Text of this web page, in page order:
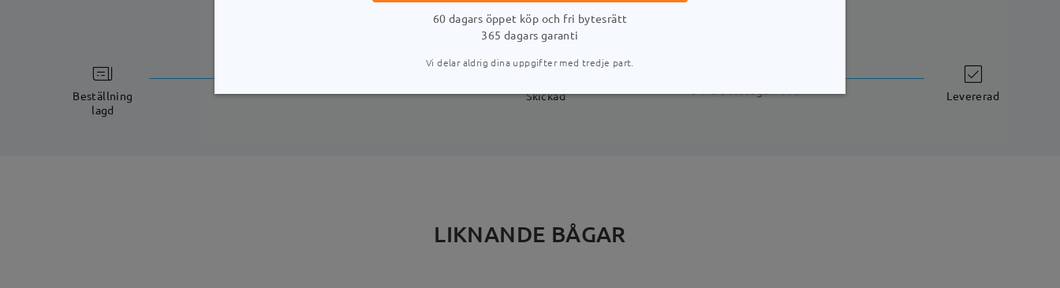
LEVERANS
Beställning
lagd
Skickad Levererad
LIKNANDE BÅGAR
60 dagars öppet köp och fri bytesrätt
365 dagars garanti
Vi delar aldrig dina uppgifter med tredje part.